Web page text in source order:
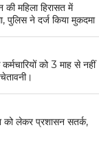
की महिला हिरासत में
पुलिस ने दर्ज किया मुकदमा
को 3 माह से नहीं
को लेकर प्रशासन सतर्क,